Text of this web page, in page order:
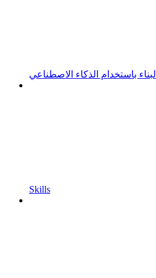
البناء باستخدام الذكاء الاصطناعي
Skills